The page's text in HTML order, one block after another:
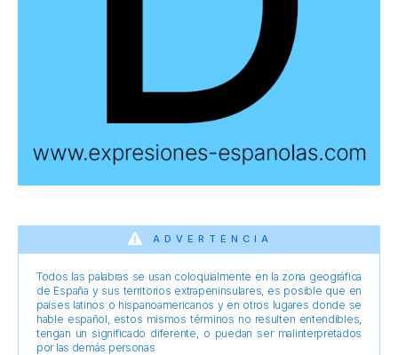
ADVERTENCIA
Todos las palabras se usan coloquialmente en la zona geográfica
de España y sus territorios extrapeninsulares, es posible que en
países latinos o hispanoamericanos y en otros lugares donde se
hable español, estos mismos términos no resulten entendibles,
tengan un significado diferente, o puedan ser malinterpretados
por las demás personas